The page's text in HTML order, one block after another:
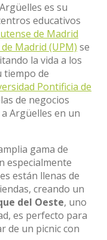
es su
educativos
de Madrid
Madrid (UPM) se
la vida a los
tiempo de
Pontificia de
de negocios
Argüelles en un
gama de
especialmente
están llenas de
creando un
del Oeste, uno
es perfecto para
de un picnic con